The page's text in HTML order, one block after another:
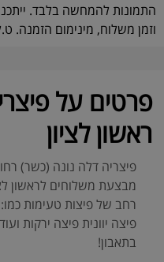
התמונות להמחשה בלבד. ייתכנו
וזמן משלוח, מינימום הזמנה.
פרטים על
ראשון לציון
מבצעת משלוחים לראשון
רחב של פיצות טעימות
פיצה יוונית פיצה ירקות
בתאבון!